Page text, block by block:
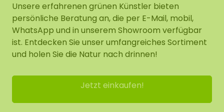
Unsere erfahrenen grünen Künstler bieten
persönliche Beratung an, die per E-Mail, mobil,
WhatsApp und in unserem Showroom verfügbar
ist. Entdecken Sie unser umfangreiches Sortiment
und holen Sie die Natur nach drinnen!
Jetzt einkaufen!